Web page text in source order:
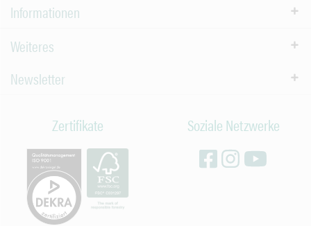
Informationen
Weiteres
Newsletter
Zertifikate Soziale Netzwerke